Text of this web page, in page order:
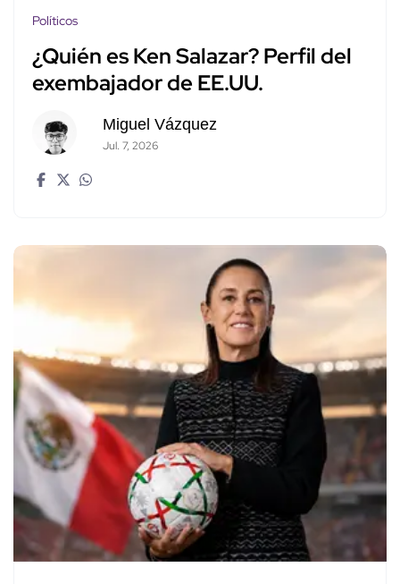
Políticos
¿Quién es Ken Salazar? Perfil del
exembajador de EE.UU.
Miguel Vázquez
Jul. 7, 2026